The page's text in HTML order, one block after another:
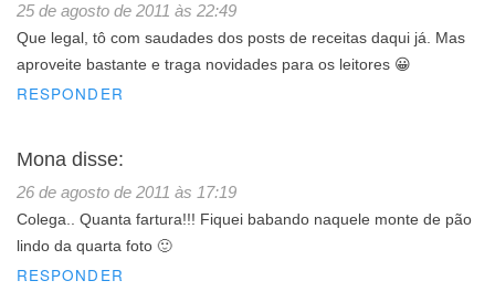
25 de agosto de 2011 às 22:49
Que legal, tô com saudades dos posts de receitas daqui já. Mas
aproveite bastante e traga novidades para os leitores 😀
RESPONDER
Mona disse:
26 de agosto de 2011 às 17:19
Colega.. Quanta fartura!!! Fiquei babando naquele monte de pão
lindo da quarta foto 🙂
RESPONDER